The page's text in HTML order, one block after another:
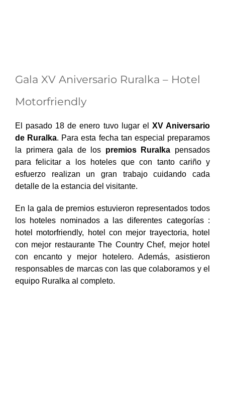
Gala XV Aniversario Ruralka – Hotel
Motorfriendly
El pasado 18 de enero tuvo lugar el XV Aniversario
de Ruralka. Para esta fecha tan especial preparamos
la primera gala de los premios Ruralka pensados
para felicitar a los hoteles que con tanto cariño y
esfuerzo realizan un gran trabajo cuidando cada
detalle de la estancia del visitante.
En la gala de premios estuvieron representados todos
los hoteles nominados a las diferentes categorías :
hotel motorfriendly, hotel con mejor trayectoria, hotel
con mejor restaurante The Country Chef, mejor hotel
con encanto y mejor hotelero. Además, asistieron
responsables de marcas con las que colaboramos y el
equipo Ruralka al completo.